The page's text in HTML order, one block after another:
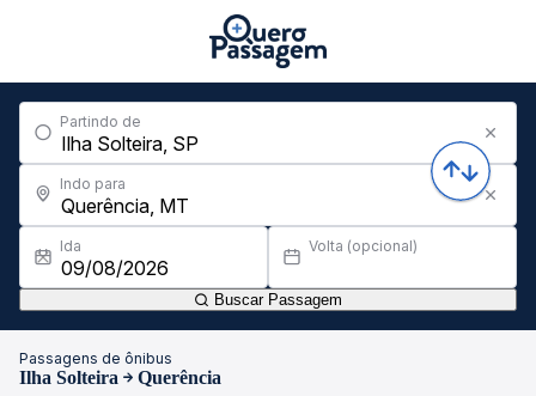
Partindo de
Indo para
Ida Volta (opcional)
Buscar Passagem
Passagens de ônibus
Ilha Solteira Querência